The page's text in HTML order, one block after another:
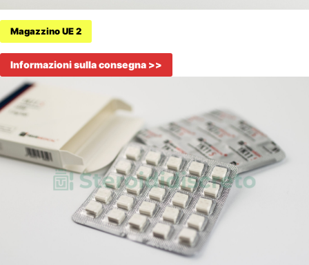
Magazzino UE 2
Informazioni sulla consegna >>